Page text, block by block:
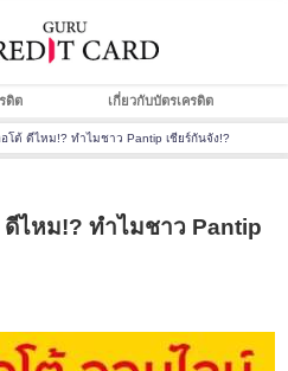
ดิต เกี่ยวกับบัตรเครดิต
อโต้ ดีไหม!? ทำไมชาว Pantip เชียร์กันจัง!?
ดีไหม!? ทำไมชาว Pantip